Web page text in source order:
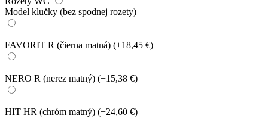
Model klučky (bez spodnej rozety)
FAVORIT R (čierna matná) (+18,45 €)
NERO R (nerez matný) (+15,38 €)
HIT HR (chróm matný) (+24,60 €)